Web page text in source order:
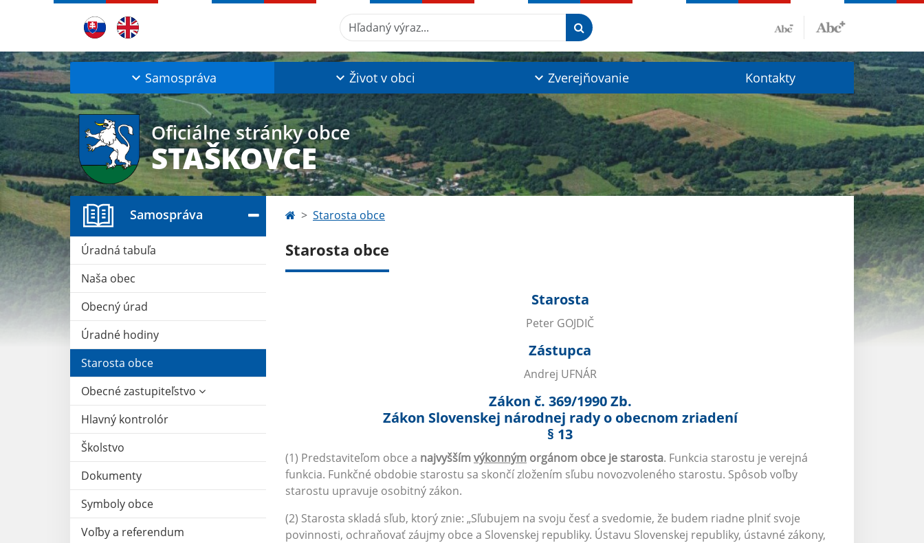
Hľadaný výraz...
Samospráva Život v obci Zverejňovanie Kontakty
Oficiálne stránky obce
STAŠKOVCE
Samospráva
Úradná tabuľa
Naša obec
Obecný úrad
Úradné hodiny
Starosta obce
Obecné zastupiteľstvo
Hlavný kontrolór
Školstvo
Dokumenty
Symboly obce
Voľby a referendum
Starosta obce
Starosta obce
Starosta
Peter GOJDIČ
Zástupca
Andrej UFNÁR
Zákon č. 369/1990 Zb.
Zákon Slovenskej národnej rady o obecnom zriadení
§ 13
(1) Predstaviteľom obce a najvyššímvýkonným orgánom obce je starosta. Funkcia starostu je verejná
funkcia. Funkčné obdobie starostu sa skončí zložením sľubu novozvoleného starostu. Spôsob voľby
starostu upravuje osobitný zákon.
(2) Starosta skladá sľub, ktorý znie: „Sľubujem na svoju česť a svedomie, že budem riadne plniť svoje
povinnosti, ochraňovať záujmy obce a Slovenskej republiky. Ústavu Slovenskej republiky, ústavné zákony,